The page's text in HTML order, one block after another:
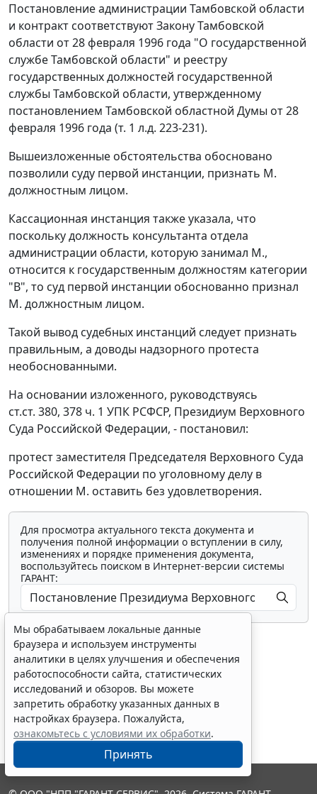
Постановление администрации Тамбовской области
и контракт соответствуютЗаконуТамбовской
области от 28 февраля 1996 года "О государственной
службе Тамбовской области" и реестру
государственных должностей государственной
службы Тамбовской области, утвержденному
постановлением Тамбовской областной Думы от 28
февраля 1996 года (т. 1 л.д. 223-231).
Вышеизложенные обстоятельства обосновано
позволили суду первой инстанции, признать М.
должностным лицом.
Кассационная инстанция также указала, что
поскольку должность консультанта отдела
администрации области, которую занимал М.,
относится к государственным должностям категории
"В", то суд первой инстанции обоснованно признал
М. должностным лицом.
Такой вывод судебных инстанций следует признать
правильным, а доводы надзорного протеста
необоснованными.
На основании изложенного, руководствуясь
ст.ст. 380, 378 ч. 1 УПК РСФСР, Президиум Верховного
Суда Российской Федерации, - постановил:
протест заместителя Председателя Верховного Суда
Российской Федерации по уголовному делу в
отношении М. оставить без удовлетворения.
Для просмотра актуального текста документа и
получения полной информации о вступлении в силу,
изменениях и порядке применения документа,
воспользуйтесь поиском в Интернет-версии системы
ГАРАНТ:
Показать все материалы
Мы обрабатываем локальные данные
браузера и используем инструменты
аналитики в целях улучшения и обеспечения
работоспособности сайта, статистических
исследований и обзоров. Вы можете
запретить обработку указанных данных в
настройках браузера. Пожалуйста,
ознакомьтесь с условиями их обработки.
Принять